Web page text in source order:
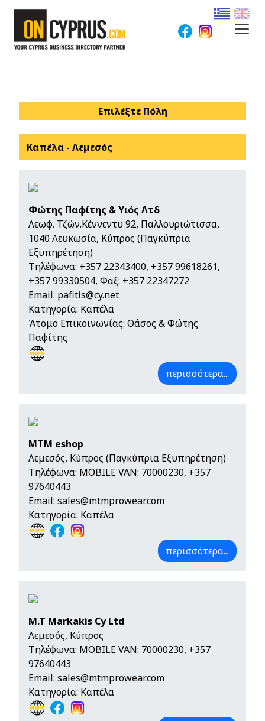
Επιλέξτε Πόλη
Καπέλα - Λεμεσός
Φώτης Παφίτης & Υιός Λτδ
Λεωφ. Τζών.Κέννεντυ 92, Παλλουριώτισσα,
1040 Λευκωσία, Κύπρος (Παγκύπρια
Εξυπηρέτηση)
Τηλέφωνα: +357 22343400, +357 99618261,
+357 99330504, Φαξ: +357 22347272
Email: pafitis@cy.net
Κατηγορία: Καπέλα
Άτομο Επικοινωνίας: Θάσος & Φώτης
Παφίτης
περισσότερα...
MTM eshop
Λεμεσός, Κύπρος (Παγκύπρια Εξυπηρέτηση)
Τηλέφωνα: MOBILE VAN: 70000230, +357
97640443
Email: sales@mtmprowear.com
Κατηγορία: Καπέλα
περισσότερα...
M.T Markakis Cy Ltd
Λεμεσός, Κύπρος
Τηλέφωνα: MOBILE VAN: 70000230, +357
97640443
Email: sales@mtmprowear.com
Κατηγορία: Καπέλα